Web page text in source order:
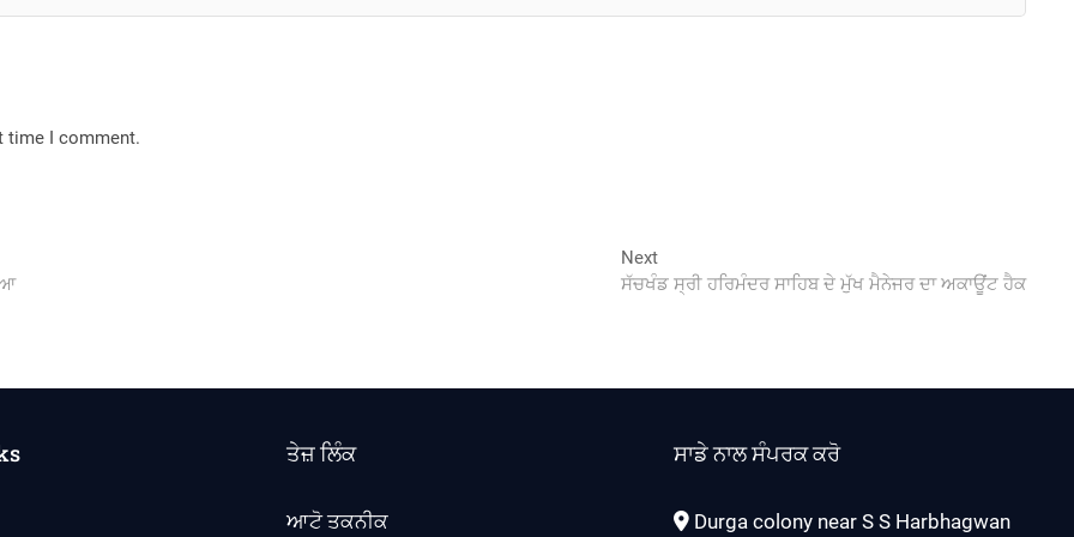
time I comment.
NextNext
post:
ਸੱਚਖੰਡ ਸ੍ਰੀ ਹਰਿਮੰਦਰ ਸਾਹਿਬ ਦੇ ਮੁੱਖ ਮੈਨੇਜਰ ਦਾ ਅਕਾਊਂਟ ਹੈਕ
ਤੇਜ਼ ਲਿੰਕ
ਆਟੋ ਤਕਨੀਕ
ਸਾਡੇ ਨਾਲ ਸੰਪਰਕ ਕਰੋ
Durga colony near S S Harbhagwan